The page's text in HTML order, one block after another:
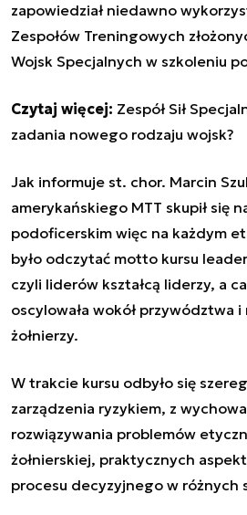
zapowiedział niedawno
Zespołów Treningowych
Wojsk Specjalnych w szkoleniu
Czytaj więcej: Zespół Sił
zadania nowego rodzaju wojsk?
Jak informuje st. chor. Marcin
amerykańskiego MTT skupił się
podoficerskim więc na każdym
było odczytać motto kursu
czyli liderów kształcą liderzy, a
oscylowała wokół przywództwa
żołnierzy.
W trakcie kursu odbyło się
zarządzenia ryzykiem, z
rozwiązywania problemów
żołnierskiej, praktycznych
procesu decyzyjnego w różnych